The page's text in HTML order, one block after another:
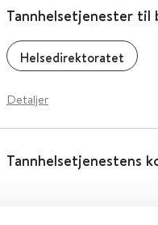
Tannhelsetjenester til
Helsedirektoratet
Detaljer
Tannhelsetjenestens